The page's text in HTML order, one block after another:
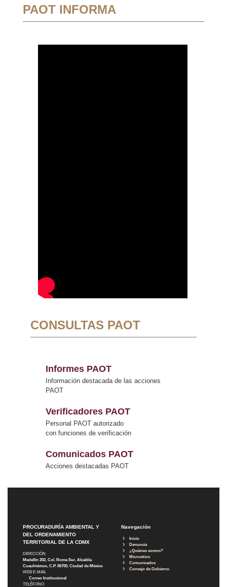
PAOT INFORMA
CONSULTAS PAOT
Informes PAOT
Información destacada de las acciones
PAOT
Verificadores PAOT
Personal PAOT autorizado
con funciones de verificación
Comunicados PAOT
Acciones destacadas PAOT
PROCURADURÍA AMBIENTAL Y
DEL ORDENAMIENTO
TERRITORIAL DE LA CDMX
DIRECCIÓN
Medellín 202, Col. Roma Sur, Alcaldía
Cuauhtémoc, C.P. 06700, Ciudad de México
WEB E-MAIL
Correo Institucional
TELÉFONO
Navegación
Inicio
Denuncia
¿Quiénes somos?
Micrositios
Comunicados
Consejo de Gobierno